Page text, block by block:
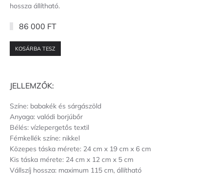
hossza állítható.
86 000 FT
KOSÁRBA TESZ
JELLEMZŐK:
Színe: babakék és sárgászöld
Anyaga: valódi borjúbőr
Bélés: vízlepergetős textil
Fémkellék színe: nikkel
Közepes táska mérete: 24 cm x 19 cm x 6 cm
Kis táska mérete: 24 cm x 12 cm x 5 cm
Vállszíj hossza: maximum 115 cm, állítható